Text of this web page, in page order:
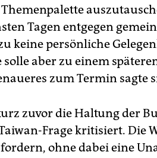
Tagen entgegen
keine persönliche
solle aber zu einem
zum Termin sagte
zuvor die Haltung der
Frage kritisiert. Die
ohne dabei eine